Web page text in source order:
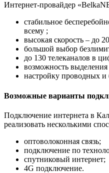
Интернет-провайдер
стабильное
всему ;
высокая скорость – до
большой выбор
до 130 телеканалов в
возможность выделения
настройку проводных
Возможные варианты
Подключение интернета в
реализовать несколькими
оптоволоконная связь;
подключение по
спутниковый интернет;
4G подключение.